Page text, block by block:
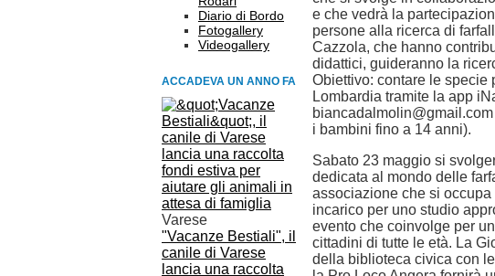
Diario di Bordo
Fotogallery
Videogallery
ACCADEVA UN ANNO FA
Varese
"Vacanze Bestiali", il
canile di Varese
lancia una raccolta
e che vedrà la
persone alla ricerca di
Cazzola, che hanno
didattici, guideranno la
Obiettivo: contare le specie
Lombardia tramite la app
i bambini fino a 14 anni).
Sabato 23 maggio si
dedicata al mondo delle
associazione che si
incarico per uno studio
evento che coinvolge per
cittadini di tutte le età. La
della biblioteca civica con